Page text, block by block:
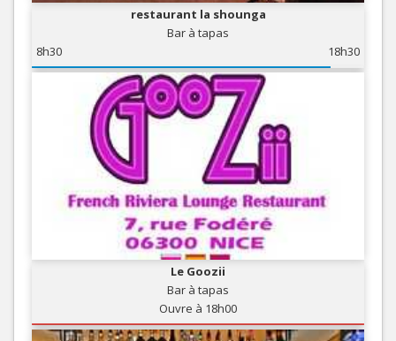
restaurant la shounga
Bar à tapas
8h30
18h30
Le Goozii
Bar à tapas
Ouvre à 18h00